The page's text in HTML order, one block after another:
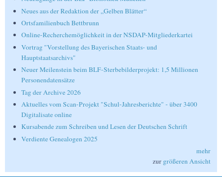
Neues aus der Redaktion der „Gelben Blätter“
Ortsfamilienbuch Bettbrunn
Online-Recherchemöglichkeit in der NSDAP-Mitgliederkartei
Vortrag "Vorstellung des Bayerischen Staats- und
Hauptstaatsarchivs"
Neuer Meilenstein beim BLF-Sterbebilderprojekt: 1,5 Millionen
Personendatensätze
Tag der Archive 2026
Aktuelles vom Scan-Projekt "Schul-Jahresberichte" - über 3400
Digitalisate online
Kursabende zum Schreiben und Lesen der Deutschen Schrift
Verdiente Genealogen 2025
mehr
zur größeren Ansicht